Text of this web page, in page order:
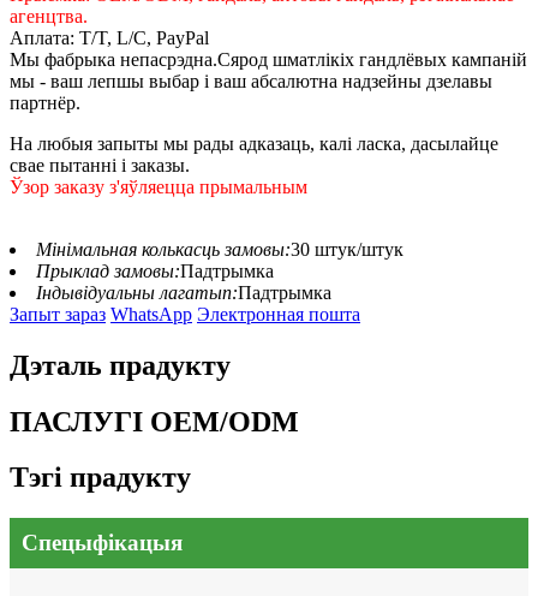
агенцтва.
Аплата: T/T, L/C, PayPal
Мы фабрыка непасрэдна.Сярод шматлікіх гандлёвых кампаній
мы - ваш лепшы выбар і ваш абсалютна надзейны дзелавы
партнёр.
На любыя запыты мы рады адказаць, калі ласка, дасылайце
свае пытанні і заказы.
Ўзор заказу з'яўляецца прымальным
Мінімальная колькасць замовы:30 штук/штук
Прыклад замовы:Падтрымка
Індывідуальны лагатып:Падтрымка
Запыт зараз WhatsApp Электронная пошта
Дэталь прадукту
ПАСЛУГІ OEM/ODM
Тэгі прадукту
Спецыфікацыя